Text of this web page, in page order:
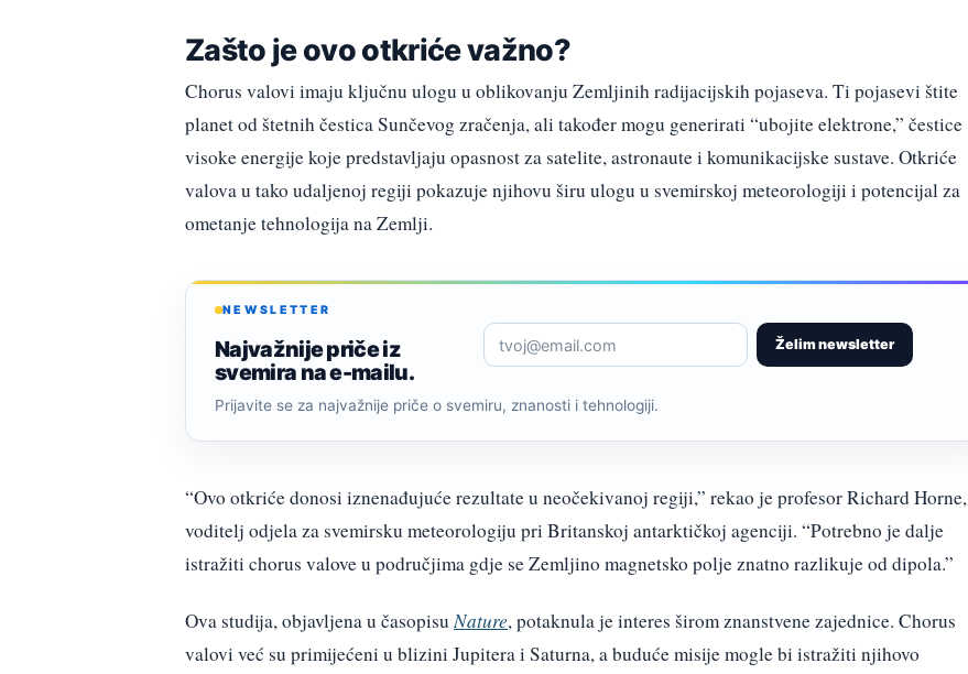
Zašto je ovo otkriće važno?
Chorus valovi imaju ključnu ulogu u oblikovanju Zemljinih radijacijskih pojaseva. Ti pojasevi štite
planet od štetnih čestica Sunčevog zračenja, ali također mogu generirati “ubojite elektrone,” čestice
visoke energije koje predstavljaju opasnost za satelite, astronaute i komunikacijske sustave. Otkriće
valova u tako udaljenoj regiji pokazuje njihovu širu ulogu u svemirskoj meteorologiji i potencijal za
ometanje tehnologija na Zemlji.
NEWSLETTER
Najvažnije priče iz
svemira na e-mailu.
Želim newsletter
Prijavite se za najvažnije priče o svemiru, znanosti i tehnologiji.
“Ovo otkriće donosi iznenađujuće rezultate u neočekivanoj regiji,” rekao je profesor Richard Horne,
voditelj odjela za svemirsku meteorologiju pri Britanskoj antarktičkoj agenciji. “Potrebno je dalje
istražiti chorus valove u područjima gdje se Zemljino magnetsko polje znatno razlikuje od dipola.”
Ova studija, objavljena u časopisu Nature, potaknula je interes širom znanstvene zajednice. Chorus
valovi već su primijećeni u blizini Jupitera i Saturna, a buduće misije mogle bi istražiti njihovo